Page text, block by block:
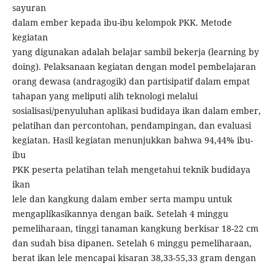
sayuran
dalam ember kepada ibu-ibu kelompok PKK. Metode
kegiatan
yang digunakan adalah belajar sambil bekerja (learning by
doing). Pelaksanaan kegiatan dengan model pembelajaran
orang dewasa (andragogik) dan partisipatif dalam empat
tahapan yang meliputi alih teknologi melalui
sosialisasi/penyuluhan aplikasi budidaya ikan dalam ember,
pelatihan dan percontohan, pendampingan, dan evaluasi
kegiatan. Hasil kegiatan menunjukkan bahwa 94,44% ibu-
ibu
PKK peserta pelatihan telah mengetahui teknik budidaya
ikan
lele dan kangkung dalam ember serta mampu untuk
mengaplikasikannya dengan baik. Setelah 4 minggu
pemeliharaan, tinggi tanaman kangkung berkisar 18-22 cm
dan sudah bisa dipanen. Setelah 6 minggu pemeliharaan,
berat ikan lele mencapai kisaran 38,33-55,33 gram dengan